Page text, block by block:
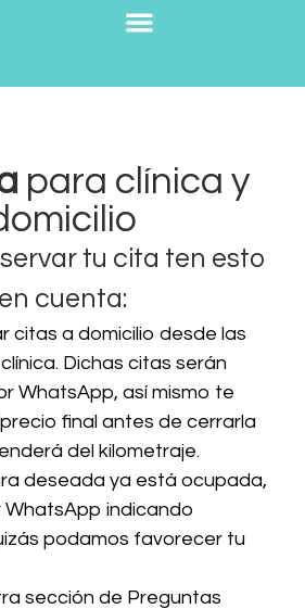
para clínica y
tu cita ten esto
en cuenta:
citas a domicilio desde las
Dichas citas serán
WhatsApp, así mismo te
final antes de cerrarla
del kilometraje.
deseada ya está ocupada,
WhatsApp indicando
podamos favorecer tu
sección de Preguntas